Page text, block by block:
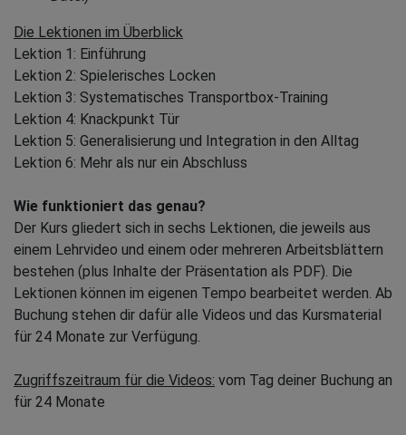
Die Lektionen im Überblick
Lektion 1: Einführung
Lektion 2: Spielerisches Locken
Lektion 3: Systematisches Transportbox-Training
Lektion 4: Knackpunkt Tür
Lektion 5: Generalisierung und Integration in den Alltag
Lektion 6: Mehr als nur ein Abschluss
Wie funktioniert das genau?
Der Kurs gliedert sich in sechs Lektionen, die jeweils aus
einem Lehrvideo und einem oder mehreren Arbeitsblättern
bestehen (plus Inhalte der Präsentation als PDF). Die
Lektionen können im eigenen Tempo bearbeitet werden. Ab
Buchung stehen dir dafür alle Videos und das Kursmaterial
für 24 Monate zur Verfügung.
Zugriffszeitraum für die Videos: vom Tag deiner Buchung an
für 24 Monate